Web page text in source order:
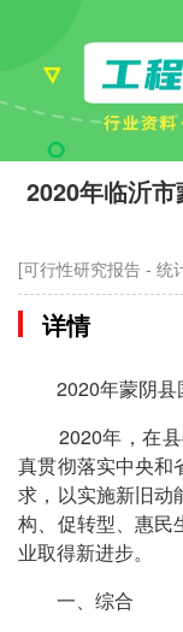
2020年临沂
[可行性研究报告 - 统
详情
2020年蒙阴县
2020年，在县
真贯彻落实中央和
求，以实施新旧动
构、促转型、惠民
业取得新进步。
一、综合